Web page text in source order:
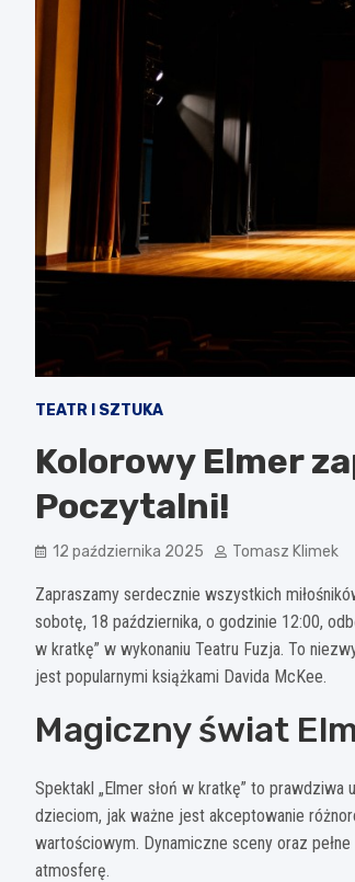
TEATR I SZTUKA
Kolorowy Elmer
Poczytalni!
12 października 2025 Tomasz Klimek
Zapraszamy serdecznie wszystkich
sobotę, 18 października, o godzinie 12:00,
w kratkę” w wykonaniu Teatru Fuzja. To
jest popularnymi książkami Davida McKee.
Magiczny świat
Spektakl „Elmer słoń w kratkę” to prawdziwa
dzieciom, jak ważne jest akceptowanie
wartościowym. Dynamiczne sceny oraz
atmosferę.